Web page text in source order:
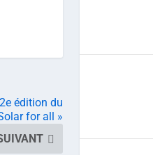
édition du
for all »